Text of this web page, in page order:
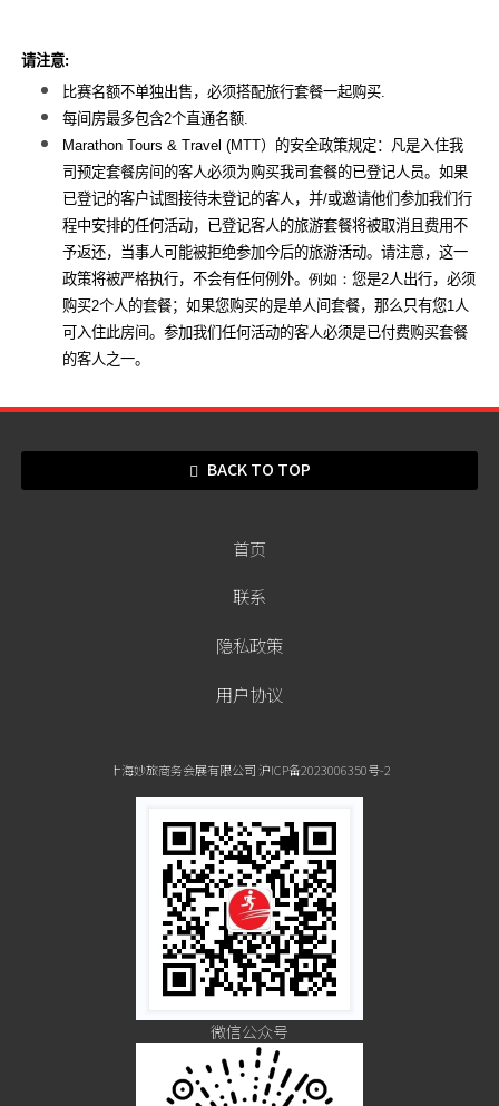
请注意:
比赛名额不单独出售，必须搭配旅行套餐一起购买.
每间房最多包含2个直通名额.
Marathon Tours & Travel (MTT）的安全政策规定：凡是入住我
司预定套餐房间的客人必须为购买我司套餐的已登记人员。如果
已登记的客户试图接待未登记的客人，并/或邀请他们参加我们行
程中安排的任何活动，已登记客人的旅游套餐将被取消且费用不
予返还，当事人可能被拒绝参加今后的旅游活动。请注意，这一
政策将被严格执行，不会有任何例外。例如：您是2人出行，必须
购买2个人的套餐；如果您购买的是单人间套餐，那么只有您1人
可入住此房间。参加我们任何活动的客人必须是已付费购买套餐
的客人之一。
BACK TO TOP
首页
联系
隐私政策
用户协议
上海妙旅商务会展有限公司 沪ICP备2023006350号-2
微信公众号